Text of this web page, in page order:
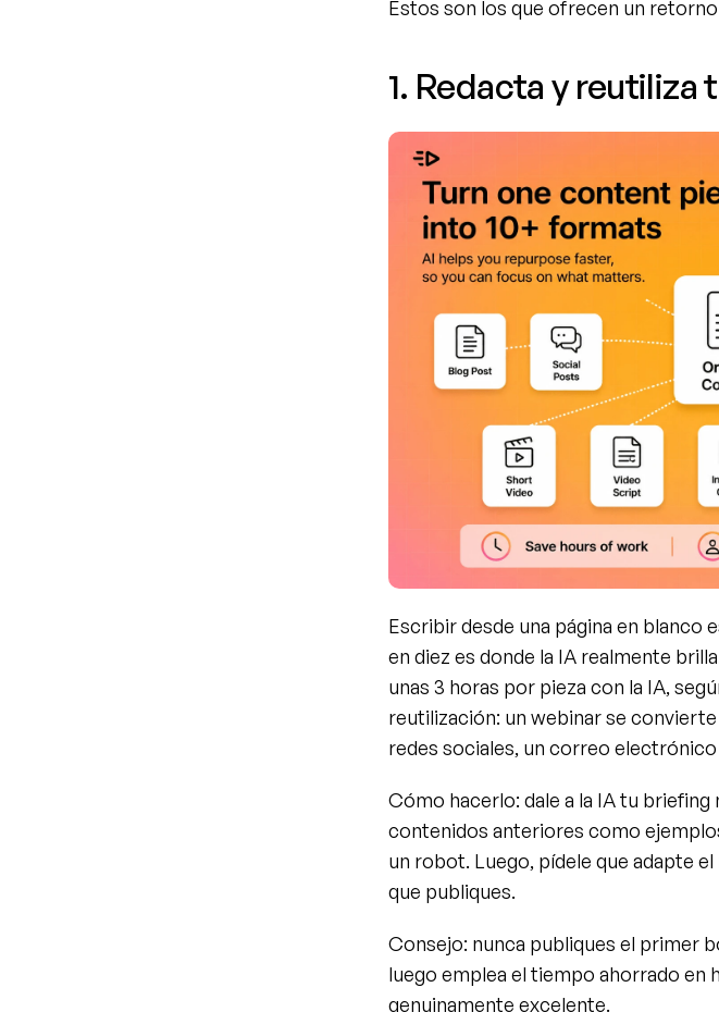
Estos son los que ofrecen un
1. Redacta y reutiliza
Escribir desde una página en
en diez es donde la IA realmente
unas 3 horas por pieza con la IA,
reutilización: un webinar se
redes sociales, un correo
Cómo hacerlo: dale a la IA tu
contenidos anteriores como
un robot. Luego, pídele que adapte
que publiques.
Consejo: nunca publiques el primer
luego emplea el tiempo ahorrado en
genuinamente excelente.